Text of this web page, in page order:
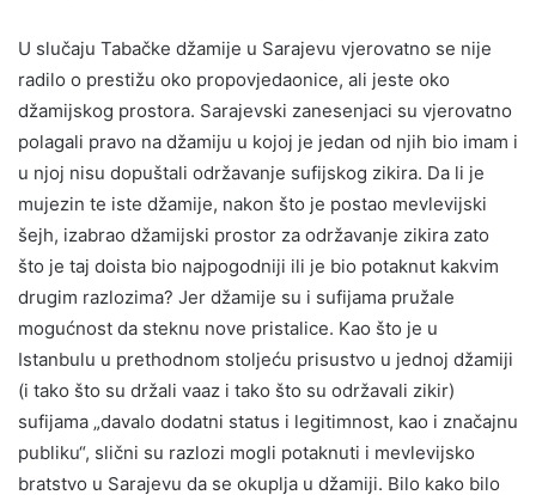
U slučaju Tabačke džamije u Sarajevu vjerovatno se nije
radilo o prestižu oko propovjedaonice, ali jeste oko
džamijskog prostora. Sarajevski zanesenjaci su vjerovatno
polagali pravo na džamiju u kojoj je jedan od njih bio imam i
u njoj nisu dopuštali održavanje sufijskog zikira. Da li je
mujezin te iste džamije, nakon što je postao mevlevijski
šejh, izabrao džamijski prostor za održavanje zikira zato
što je taj doista bio najpogodniji ili je bio potaknut kakvim
drugim razlozima? Jer džamije su i sufijama pružale
mogućnost da steknu nove pristalice. Kao što je u
Istanbulu u prethodnom stoljeću prisustvo u jednoj džamiji
(i tako što su držali vaaz i tako što su održavali zikir)
sufijama „davalo dodatni status i legitimnost, kao i značajnu
publiku“, slični su razlozi mogli potaknuti i mevlevijsko
bratstvo u Sarajevu da se okuplja u džamiji. Bilo kako bilo